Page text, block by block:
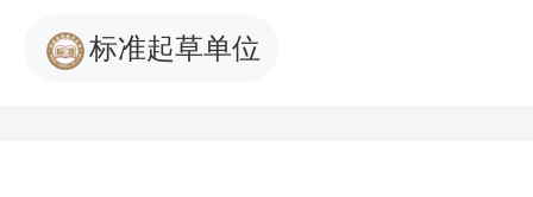
标准起草单位